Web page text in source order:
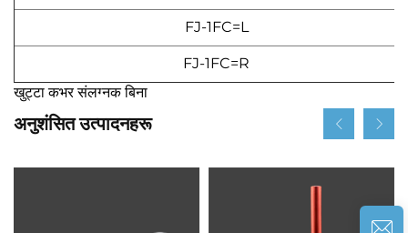
FJ-1FC=L
FJ-1FC=R
खुट्टा कभर संलग्नक बिना
अनुशंसित उत्पादनहरू